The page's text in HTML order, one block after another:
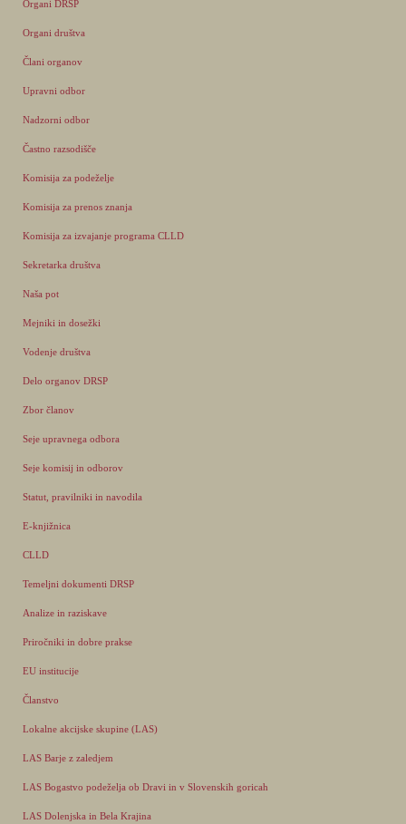
Organi DRSP
Organi društva
Člani organov
Upravni odbor
Nadzorni odbor
Častno razsodišče
Komisija za podeželje
Komisija za prenos znanja
Komisija za izvajanje programa CLLD
Sekretarka društva
Naša pot
Mejniki in dosežki
Vodenje društva
Delo organov DRSP
Zbor članov
Seje upravnega odbora
Seje komisij in odborov
Statut, pravilniki in navodila
E-knjižnica
CLLD
Temeljni dokumenti DRSP
Analize in raziskave
Priročniki in dobre prakse
EU institucije
Članstvo
Lokalne akcijske skupine (LAS)
LAS Barje z zaledjem
LAS Bogastvo podeželja ob Dravi in v Slovenskih goricah
LAS Dolenjska in Bela Krajina